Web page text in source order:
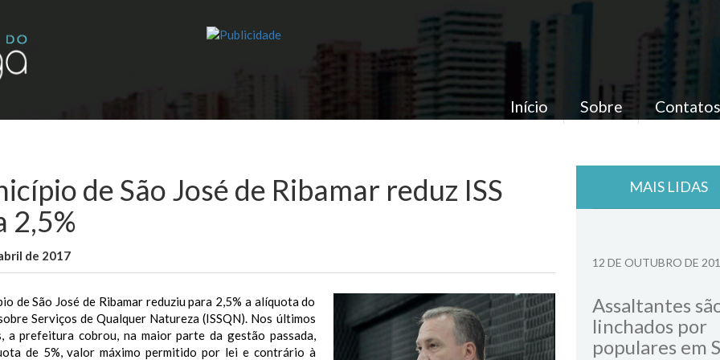
Início Sobre Contatos
de São José de Ribamar reduz ISS
2,5%
de 2017
de São José de Ribamar reduziu para 2,5% a alíquota do
Serviços de Qualquer Natureza (ISSQN). Nos últimos
a prefeitura cobrou, na maior parte da gestão passada,
de 5%, valor máximo permitido por lei e contrário à
MAIS LIDAS
12 DE OUTUBRO DE
Assaltantes
linchados por
populares em